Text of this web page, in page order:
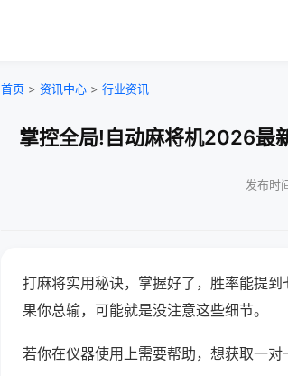
首页 > 资讯中心 > 行业资讯
掌控全局!自动麻将机2026最
发布时
打麻将实用秘诀，掌握好了，胜率能提
果你总输，可能就是没注意这些细节。
若你在仪器使用上需要帮助，想获取一